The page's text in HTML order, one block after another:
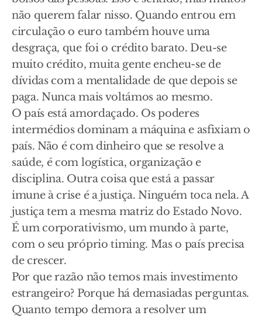
não querem falar nisso. Quando entrou em
circulação o euro também houve uma
desgraça, que foi o crédito barato. Deu-se
muito crédito, muita gente encheu-se de
dívidas com a mentalidade de que depois se
paga. Nunca mais voltámos ao mesmo.
O país está amordaçado. Os poderes
intermédios dominam a máquina e asfixiam o
país. Não é com dinheiro que se resolve a
saúde, é com logística, organização e
disciplina. Outra coisa que está a passar
imune à crise é a justiça. Ninguém toca nela. A
justiça tem a mesma matriz do Estado Novo.
É um corporativismo, um mundo à parte,
com o seu próprio timing. Mas o país precisa
de crescer.
Por que razão não temos mais investimento
estrangeiro? Porque há demasiadas perguntas.
Quanto tempo demora a resolver um